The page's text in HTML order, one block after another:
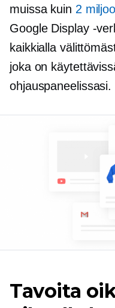
muissa kuin 2
Google Display -
kaikkialla
joka on
ohjauspaneelissasi.
Tavoita